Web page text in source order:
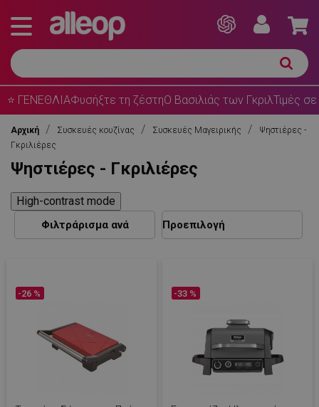
⭐ ΓΕΝΕΘΛΙΑΦυσήξτε τη ζέστηΟ Βασιλιάς των ΓκριλΤιμές σε
Αρχική Συσκευές κουζίνας Συσκευές Μαγειρικής
Ψηστιέρες -
Γκριλιέρες
Ψηστιέρες - Γκριλιέρες
High-contrast mode
Φιλτράρισμα ανά
-26 % -33 %